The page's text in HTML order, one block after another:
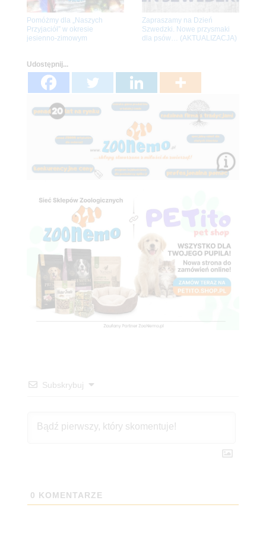
Pomóżmy dla „Naszych
Przyjaciół” w okresie
jesienno-zimowym
Zapraszamy na Dzień
Szwedzki. Nowe przysmaki
dla psów… (AKTUALIZACJA)
Udostępnij...
Subskrybuj
0 KOMENTARZE